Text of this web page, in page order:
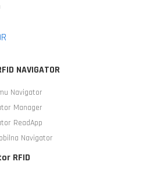
NAVIGATOR
Navigator
Manager
ReadApp
Navigator
RFID